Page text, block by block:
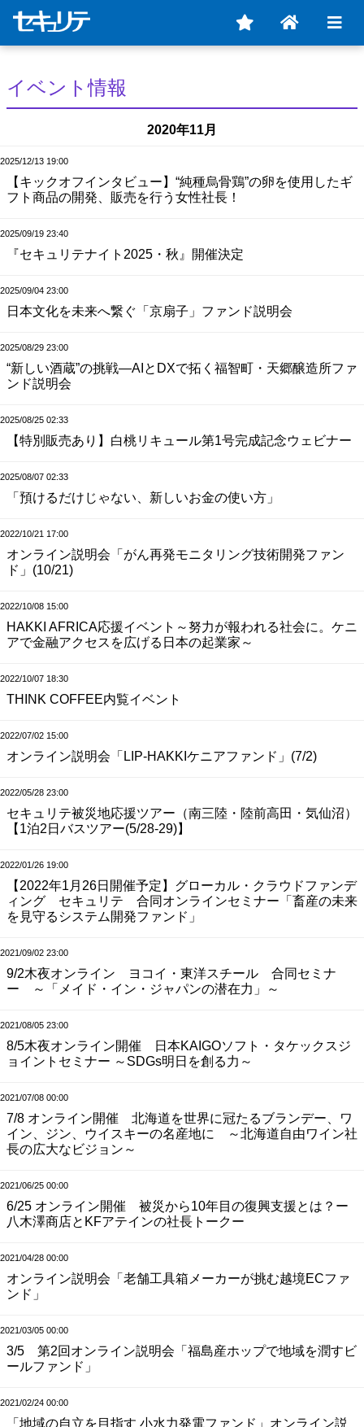
イベント情報
2020年11月
2025/12/13 19:00
【キックオフインタビュー】“純種烏骨鶏”の卵を使用したギ
フト商品の開発、販売を行う女性社長！
2025/09/19 23:40
『セキュリテナイト2025・秋』開催決定
2025/09/04 23:00
日本文化を未来へ繋ぐ「京扇子」ファンド説明会
2025/08/29 23:00
“新しい酒蔵”の挑戦—AIとDXで拓く福智町・天郷醸造所ファ
ンド説明会
2025/08/25 02:33
【特別販売あり】白桃リキュール第1号完成記念ウェビナー
2025/08/07 02:33
「預けるだけじゃない、新しいお金の使い方」
2022/10/21 17:00
オンライン説明会「がん再発モニタリング技術開発ファン
ド」(10/21)
2022/10/08 15:00
HAKKI AFRICA応援イベント～努力が報われる社会に。ケニ
アで金融アクセスを広げる日本の起業家～
2022/10/07 18:30
THINK COFFEE内覧イベント
2022/07/02 15:00
オンライン説明会「LIP-HAKKIケニアファンド」(7/2)
2022/05/28 23:00
セキュリテ被災地応援ツアー（南三陸・陸前高田・気仙沼）
【1泊2日バスツアー(5/28-29)】
2022/01/26 19:00
【2022年1月26日開催予定】グローカル・クラウドファンデ
ィング セキュリテ 合同オンラインセミナー「畜産の未来
を見守るシステム開発ファンド」
2021/09/02 23:00
9/2木夜オンライン ヨコイ・東洋スチール 合同セミナ
ー ～「メイド・イン・ジャパンの潜在力」～
2021/08/05 23:00
8/5木夜オンライン開催 日本KAIGOソフト・タケックスジ
ョイントセミナー ～SDGs明日を創る力～
2021/07/08 00:00
7/8 オンライン開催 北海道を世界に冠たるブランデー、ワ
イン、ジン、ウイスキーの名産地に ～北海道自由ワイン社
長の広大なビジョン～
2021/06/25 00:00
6/25 オンライン開催 被災から10年目の復興支援とは？ー
八木澤商店とKFアテインの社長トークー
2021/04/28 00:00
オンライン説明会「老舗工具箱メーカーが挑む越境ECファ
ンド」
2021/03/05 00:00
3/5 第2回オンライン説明会「福島産ホップで地域を潤すビ
ールファンド」
2021/02/24 00:00
「地域の自立を目指す 小水力発電ファンド」オンライン説